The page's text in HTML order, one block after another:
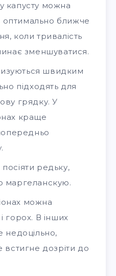
капусту можна
оптимально ближче
коли тривалість
зменшуватися.
швидким
підходять для
грядку. У
краще
редьку,
маргеланскую.
можна
горох. В інших
недоцільно,
встигне дозріти до